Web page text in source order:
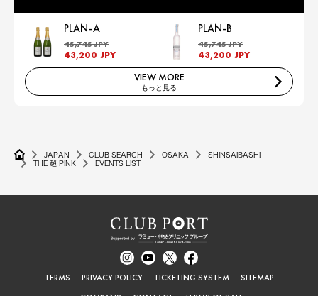
PLAN-A
45,745 JPY
43,200 JPY
PLAN-B
45,745 JPY
43,200 JPY
VIEW MORE
もっと見る
JAPAN CLUB SEARCH OSAKA
SHINSAIBASHI
THE 超 PINK
EVENTS LIST
TERMS PRIVACY POLICY TICKETING SYSTEM
SITEMAP